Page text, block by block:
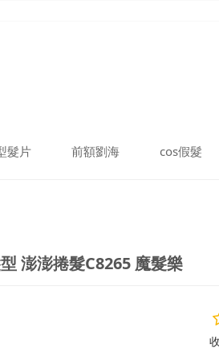
髮片 前額劉海 cos假髮
C8265 魔髮
澎澎捲髮C8265 魔髮樂